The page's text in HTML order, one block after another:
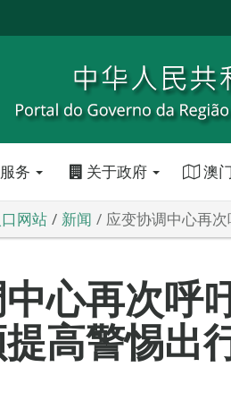
务 关于政府 澳
网站 新闻 应变协调中心再
心再次呼
高警惕出